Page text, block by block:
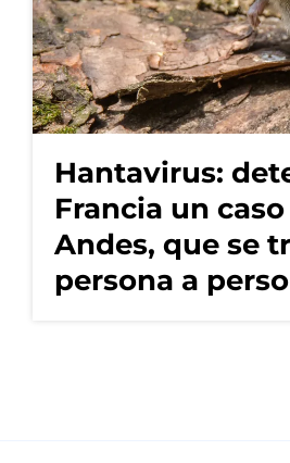
Hantavirus:
Francia un
Andes, que se
persona a